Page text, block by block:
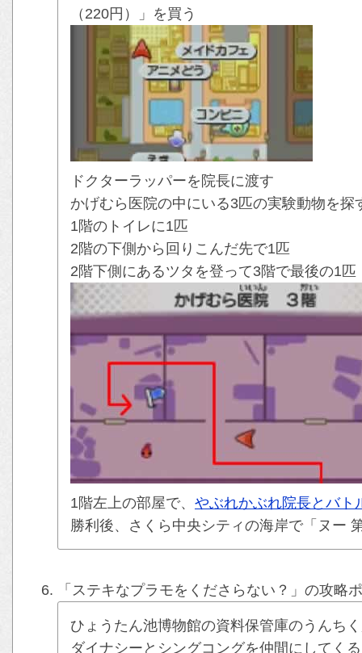
（220円）」を買う
ドクターラッパーを院長に渡す
かげむら医院の中にいる3匹の実験動物を探
1階のトイレに1匹
2階の下側から回りこんだ先で1匹
2階下側にあるツタを登って3階で最後の1匹
1階左上の部屋で、 やぶれかぶれ院長とバト
勝利後、さくら中央シティの海岸で「ヌー
「ステキなプラモをくださらない？」の攻略
ひょうたん池博物館の資料保管庫のうんち
ダイナシーとシングコングを仲間にしてくる